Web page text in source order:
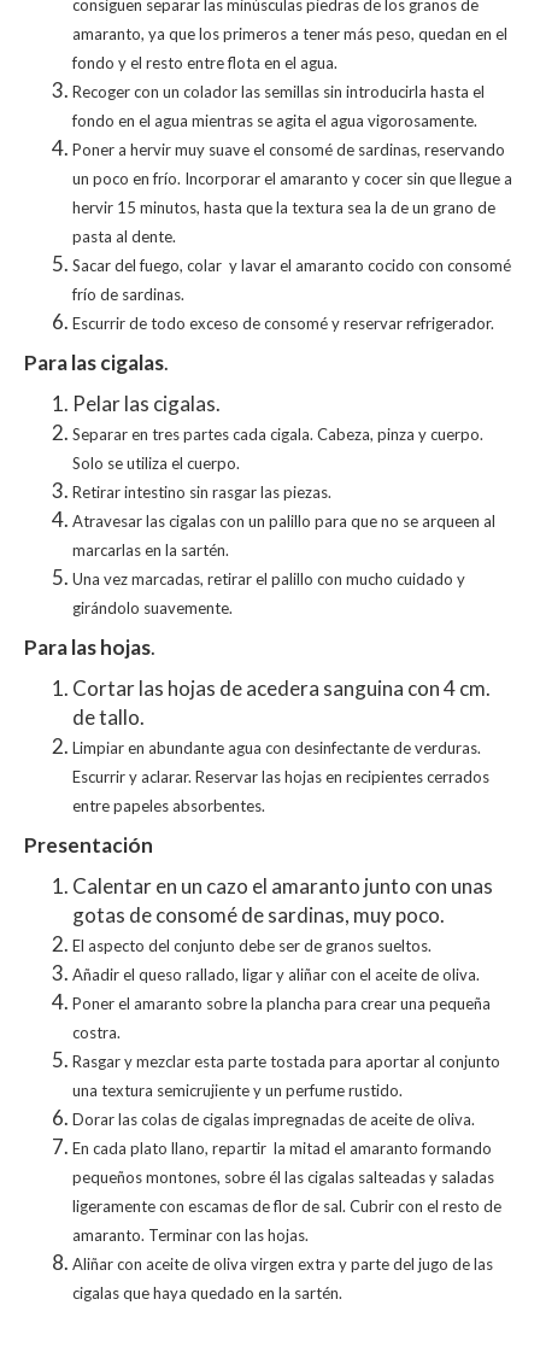
consiguen separar las minúsculas piedras de los granos de
amaranto, ya que los primeros a tener más peso, quedan en el
fondo y el resto entre flota en el agua.
Recoger con un colador las semillas sin introducirla hasta el
fondo en el agua mientras se agita el agua vigorosamente.
Poner a hervir muy suave el consomé de sardinas, reservando
un poco en frío. Incorporar el amaranto y cocer sin que llegue a
hervir 15 minutos, hasta que la textura sea la de un grano de
pasta al dente.
Sacar del fuego, colar y lavar el amaranto cocido con consomé
frío de sardinas.
Escurrir de todo exceso de consomé y reservar refrigerador.
Para las cigalas.
Pelar las cigalas.
Separar en tres partes cada cigala. Cabeza, pinza y cuerpo.
Solo se utiliza el cuerpo.
Retirar intestino sin rasgar las piezas.
Atravesar las cigalas con un palillo para que no se arqueen al
marcarlas en la sartén.
Una vez marcadas, retirar el palillo con mucho cuidado y
girándolo suavemente.
Para las hojas.
Cortar las hojas de acedera sanguina con 4 cm.
de tallo.
Limpiar en abundante agua con desinfectante de verduras.
Escurrir y aclarar. Reservar las hojas en recipientes cerrados
entre papeles absorbentes.
Presentación
Calentar en un cazo el amaranto junto con unas
gotas de consomé de sardinas, muy poco.
El aspecto del conjunto debe ser de granos sueltos.
Añadir el queso rallado, ligar y aliñar con el aceite de oliva.
Poner el amaranto sobre la plancha para crear una pequeña
costra.
Rasgar y mezclar esta parte tostada para aportar al conjunto
una textura semicrujiente y un perfume rustido.
Dorar las colas de cigalas impregnadas de aceite de oliva.
En cada plato llano, repartir la mitad el amaranto formando
pequeños montones, sobre él las cigalas salteadas y saladas
ligeramente con escamas de flor de sal. Cubrir con el resto de
amaranto. Terminar con las hojas.
Aliñar con aceite de oliva virgen extra y parte del jugo de las
cigalas que haya quedado en la sartén.